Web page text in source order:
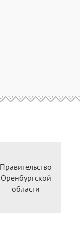
Правительство
Оренбургской
области